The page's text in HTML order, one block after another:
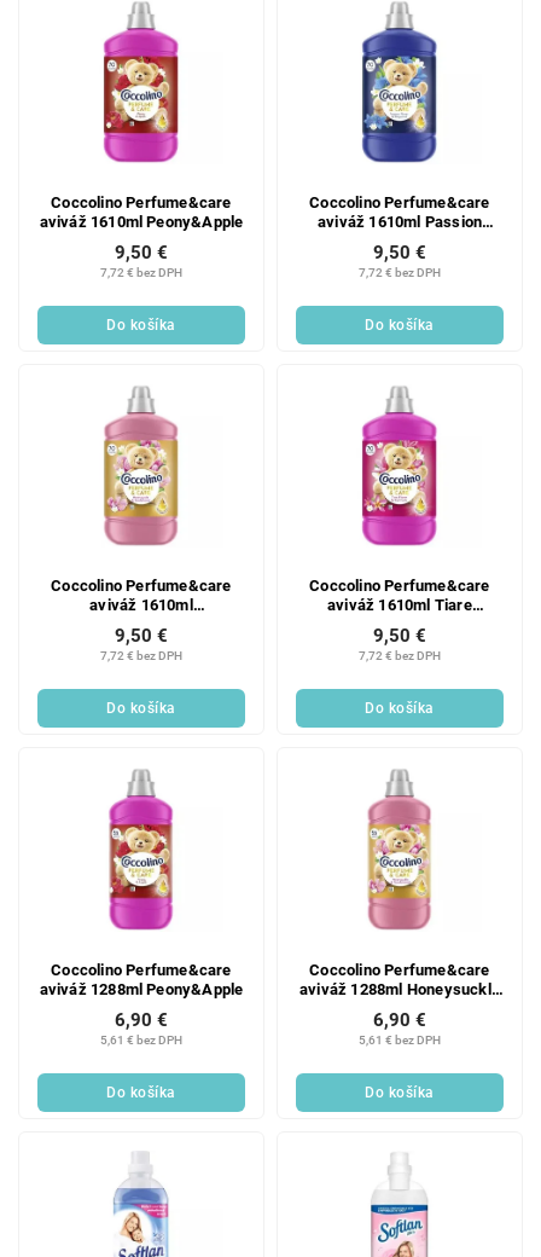
Coccolino Perfume&care
aviváž 1610ml Peony&Apple
7,72 € bez DPH
9,50 €
Do košíka
Coccolino Perfume&care
aviváž 1610ml Passion
7,72 € bez DPH
9,50 €
Do košíka
Coccolino Perfume&care
aviváž 1610ml
Honeysuckle&Sandalwood
7,72 € bez DPH
9,50 €
Do košíka
Coccolino Perfume&care
aviváž 1610ml Tiare
Flower&Red Fruits
7,72 € bez DPH
9,50 €
Do košíka
Coccolino Perfume&care
aviváž 1288ml Peony&Apple
5,61 € bez DPH
6,90 €
Do košíka
Coccolino Perfume&care
aviváž 1288ml Honeysuckle
& Sandalwood
5,61 € bez DPH
6,90 €
Do košíka